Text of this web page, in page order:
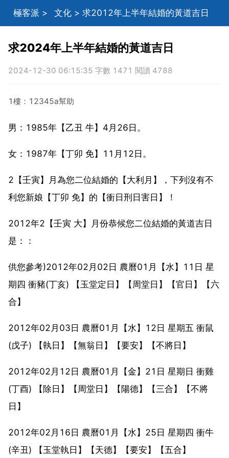
極客派 > 文化 > 求2012年上半年結婚的黃道吉日
求2024年上半年結婚的黃道吉日
2024-12-30 06:15:35 字數 1471 閱讀 4788
1樓：12345a幫助
男：1985年【乙丑 牛】4月26日。
女：1987年【丁卯 免】11月12日。
2【壬寅】月為您二位結婚的【大利月】，下列沒有不
利您新娘【丁卯 免】的【衝日刑日害日】！
2012年2【壬寅 大】月份恭候您二位結婚的黃道吉日
是：：
供您參考)2012年02月02日 農曆01月【水】11日 星
期四 衝豬(丁亥) 【玉堂定日】【周堂日】【官日】【六
合】
2012年02月03日 農曆01月【水】12日 星期五 衝鼠
(戊子) 【執日】【無翁日】【要安】【不將日】
2012年02月12日 農曆01月【金】21日 星期日 衝雞
(丁酉) 【除日】【周堂日】【陽德】【三合】【不將
日】
2012年02月16日 農曆01月【水】25日 星期四 衝牛
(辛丑) 【玉堂執日】【天德】【要安】【五合】